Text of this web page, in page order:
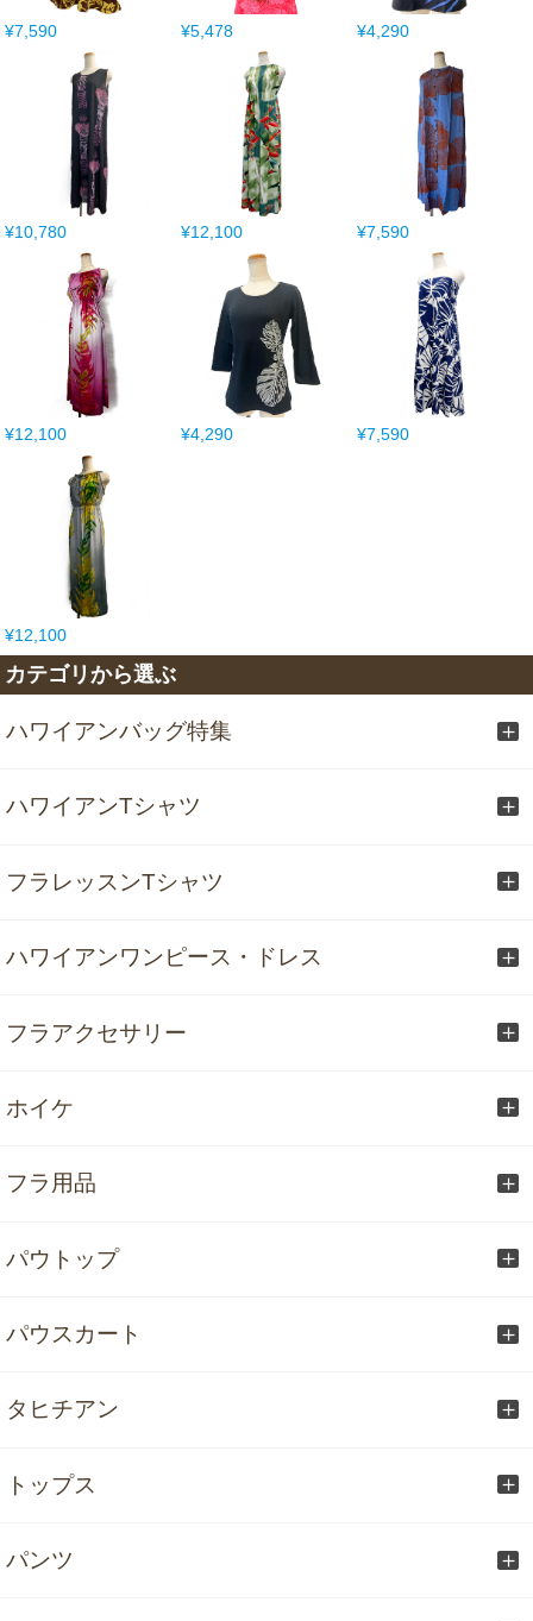
¥7,590 ¥5,478 ¥4,290
¥10,780 ¥12,100 ¥7,590
¥12,100 ¥4,290 ¥7,590
¥12,100
カテゴリから選ぶ
ハワイアンバッグ特集
ハワイアンTシャツ
フラレッスンTシャツ
ハワイアンワンピース・ドレス
フラアクセサリー
ホイケ
フラ用品
パウトップ
パウスカート
タヒチアン
トップス
パンツ